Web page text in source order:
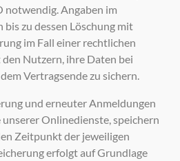
notwendig. Angaben im
zu dessen Löschung mit
im Fall einer rechtlichen
Nutzern, ihre Daten bei
Vertragsende zu sichern.
und erneuter Anmeldungen
Onlinedienste, speichern
Zeitpunkt der jeweiligen
erfolgt auf Grundlage